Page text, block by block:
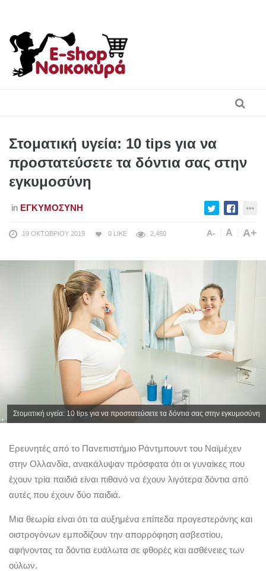
Στοματική υγεία: 10 tips για να
προστατεύσετε τα δόντια σας στην
εγκυμοσύνη
in ΕΓΚΥΜΟΣΎΝΗ
19 ΟΚΤΩΒΡΊΟΥ 2019 0 LIKE 2,460 A- A A+
Στοματική υγεία: 10 tips για να προστατεύσετε τα δόντια σας στην εγκυμοσύνη
Ερευνητές από το Πανεπιστήμιο Ράντμπουντ του Ναϊμέχεν
στην Ολλανδία, ανακάλυψαν πρόσφατα ότι οι γυναίκες που
έχουν τρία παιδιά είναι πιθανό να έχουν λιγότερα δόντια από
αυτές που έχουν δύο παιδιά.
Μια θεωρία είναι ότι τα αυξημένα επίπεδα προγεστερόνης και
οιστρογόνων εμποδίζουν την απορρόφηση ασβεστίου,
αφήνοντας τα δόντια ευάλωτα σε φθορές και ασθένειες των
ούλων.